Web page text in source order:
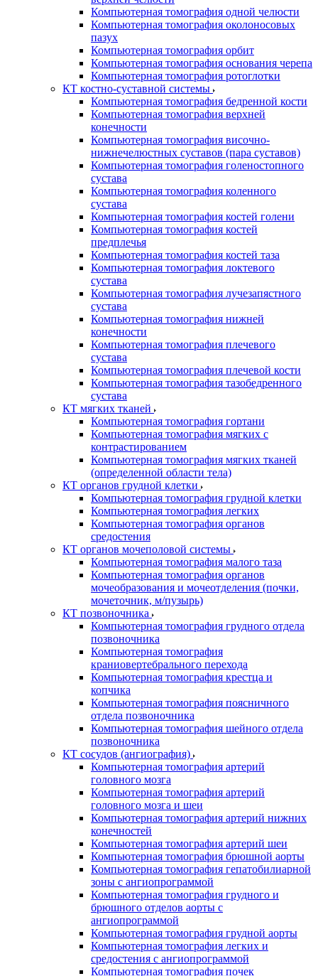
Компьютерная томография одной челюсти
Компьютерная томография околоносовых
пазух
Компьютерная томография орбит
Компьютерная томография основания черепа
Компьютерная томография ротоглотки
КТ костно-суставной системы
Компьютерная томография бедренной кости
Компьютерная томография верхней
конечности
Компьютерная томография височно-
нижнечелюстных суставов (пара суставов)
Компьютерная томография голеностопного
сустава
Компьютерная томография коленного
сустава
Компьютерная томография костей голени
Компьютерная томография костей
предплечья
Компьютерная томография костей таза
Компьютерная томография локтевого
сустава
Компьютерная томография лучезапястного
сустава
Компьютерная томография нижней
конечности
Компьютерная томография плечевого
сустава
Компьютерная томография плечевой кости
Компьютерная томография тазобедренного
сустава
КТ мягких тканей
Компьютерная томография гортани
Компьютерная томография мягких с
контрастированием
Компьютерная томография мягких тканей
(определенной области тела)
КТ органов грудной клетки
Компьютерная томография грудной клетки
Компьютерная томография легких
Компьютерная томография органов
средостения
КТ органов мочеполовой системы
Компьютерная томография малого таза
Компьютерная томография органов
мочеобразования и мочеотделения (почки,
мочеточник, м/пузырь)
КТ позвоночника
Компьютерная томография грудного отдела
позвоночника
Компьютерная томография
краниовертебрального перехода
Компьютерная томография крестца и
копчика
Компьютерная томография поясничного
отдела позвоночника
Компьютерная томография шейного отдела
позвоночника
КТ сосудов (ангиография)
Компьютерная томография артерий
головного мозга
Компьютерная томография артерий
головного мозга и шеи
Компьютерная томография артерий нижних
конечностей
Компьютерная томография артерий шеи
Компьютерная томография брюшной аорты
Компьютерная томография гепатобилиарной
зоны с ангиопрограммой
Компьютерная томография грудного и
брюшного отделов аорты с
ангиопрограммой
Компьютерная томография грудной аорты
Компьютерная томография легких и
средостения с ангиопрограммой
Компьютерная томография почек